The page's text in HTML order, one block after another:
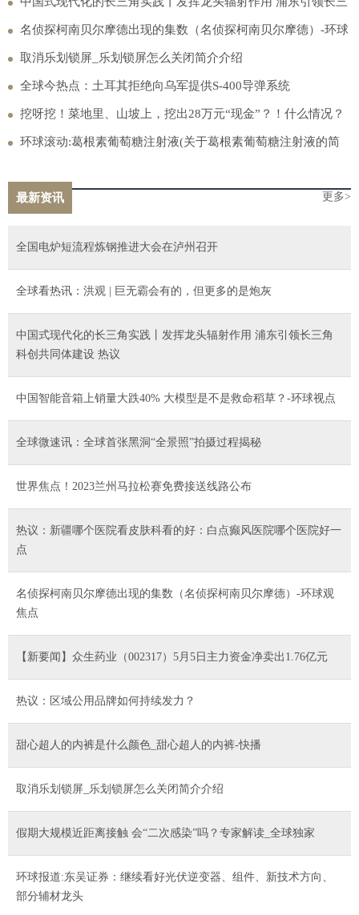
角科创共同体建设 热议
名侦探柯南贝尔摩德出现的集数（名侦探柯南贝尔摩德）-环球
观焦点
取消乐划锁屏_乐划锁屏怎么关闭简介介绍
全球今热点：土耳其拒绝向乌军提供S-400导弹系统
挖呀挖！菜地里、山坡上，挖出28万元“现金”？！什么情况？
消息
环球滚动:葛根素葡萄糖注射液(关于葛根素葡萄糖注射液的简
最新资讯 更多>
全国电炉短流程炼钢推进大会在泸州召开
全球看热讯：洪观 | 巨无霸会有的，但更多的是炮灰
中国式现代化的长三角实践丨发挥龙头辐射作用 浦东引领长三角
科创共同体建设 热议
中国智能音箱上销量大跌40% 大模型是不是救命稻草？-环球视点
全球微速讯：全球首张黑洞“全景照”拍摄过程揭秘
世界焦点！2023兰州马拉松赛免费接送线路公布
热议：新疆哪个医院看皮肤科看的好：白点癫风医院哪个医院好一
点
名侦探柯南贝尔摩德出现的集数（名侦探柯南贝尔摩德）-环球观
焦点
【新要闻】众生药业（002317）5月5日主力资金净卖出1.76亿元
热议：区域公用品牌如何持续发力？
甜心超人的内裤是什么颜色_甜心超人的内裤-快播
取消乐划锁屏_乐划锁屏怎么关闭简介介绍
假期大规模近距离接触 会“二次感染”吗？专家解读_全球独家
环球报道:东吴证券：继续看好光伏逆变器、组件、新技术方向、
部分辅材龙头